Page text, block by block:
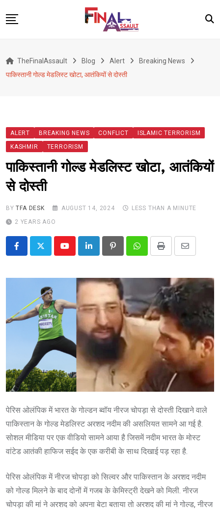
to
War
Alert
About Us
TheFinalAssault Blog Alert
Breaking News
पाकिस्तानी गोल्ड मेडलिस्ट खोटा, आतंकियों से दोस्ती
ALERT BREAKING NEWS CONFLICT
ISLAMIC TERRORISM
KASHMIR
TERRORISM
पाकिस्तानी गोल्ड मेडलिस्ट खोटा, आतंकियों
से दोस्ती
BYTFA DESK AUGUST 14, 2024
LESS THAN A MINUTE
2 YEARS AGO
YoutubeLinkedIn PinterestWhatsappPrint
Share
Email
पेरिस ओलंपिक में भारत के गोल्डन ब्वॉय नीरज चोपड़ा से दोस्ती दिखाने वाले
पाकिस्तान के गोल्ड मेडलिस्ट अरशद नदीम की असलियत सामने आ गई है.
सोशल मीडिया पर एक वीडियो सामने आया है जिसमें नदीम भारत के मोस्ट
वांटेड आतंकी हाफिज सईद के एक करीबी के साथ दिखाई पड़ रहा है.
पेरिस ओलंपिक में नीरज चोपड़ा को सिल्वर और पाकिस्तान के अरशद नदीम
को गोल्ड मिलने के बाद दोनों में गजब के केमिस्ट्री देखने को मिली. नीरज
चोपड़ा की मां ने अरशद को अपना बेटा बताया तो अरशद की मां ने गोल्ड, नीरज